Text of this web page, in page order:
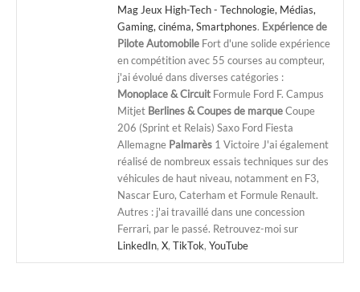
Mag Jeux High-Tech - Technologie, Médias,
Gaming, cinéma, Smartphones. Expérience de
Pilote Automobile Fort d'une solide expérience
en compétition avec 55 courses au compteur,
j'ai évolué dans diverses catégories :
Monoplace & Circuit Formule Ford F. Campus
Mitjet Berlines & Coupes de marqueCoupe
206 (Sprint et Relais) Saxo Ford Fiesta
Allemagne Palmarès 1 Victoire J'ai également
réalisé de nombreux essais techniques sur des
véhicules de haut niveau, notamment en F3,
Nascar Euro, Caterham et Formule Renault.
Autres : j'ai travaillé dans une concession
Ferrari, par le passé. Retrouvez-moi sur
LinkedIn, X, TikTok, YouTube